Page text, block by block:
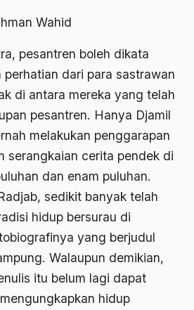
Wahid
pesantren boleh dikata
perhatian dari para sastrawan
di antara mereka yang telah
pesantren. Hanya Djamil
melakukan penggarapan
serangkaian cerita pendek di
dan enam puluhan.
sedikit banyak telah
hidup bersurau di
yang berjudul
Walaupun demikian,
itu belum lagi dapat
hidup